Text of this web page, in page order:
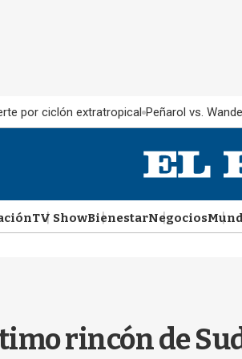
por ciclón extratropical Peñarol vs.
TV ShowBienestarNegocios
rincón de